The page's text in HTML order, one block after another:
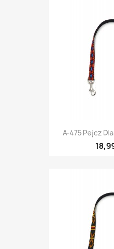
A-475 Pejcz